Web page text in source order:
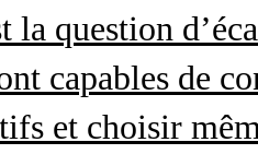
la question
capables de
et choisir